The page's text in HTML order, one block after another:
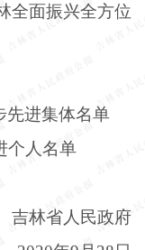
全面振兴全方位
先进集体名单
个人名单
吉林省人民政府